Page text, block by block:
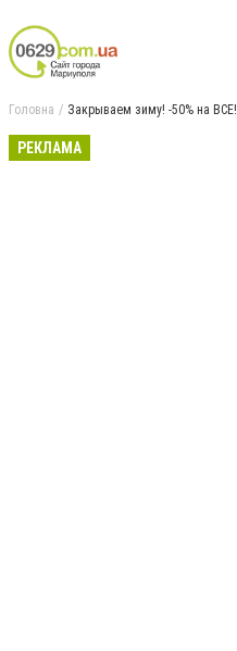
Головна Закрываем зиму! -50% на ВСЕ!
РЕКЛАМА